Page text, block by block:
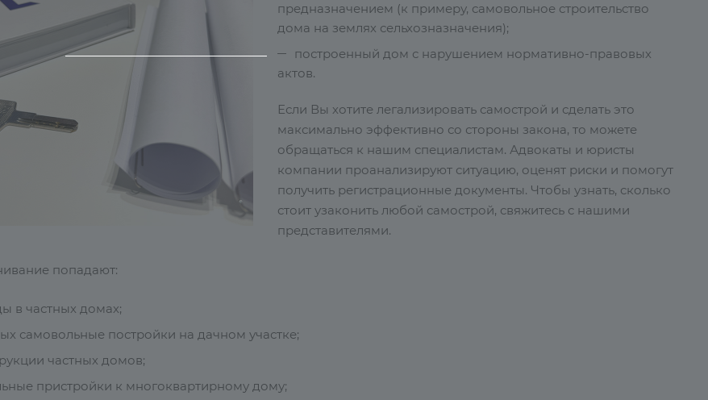
предназначением (к примеру, самовольное строительство
дома на землях сельхозназначения);
построенный дом с нарушением нормативно-правовых
актов.
Если Вы хотите легализировать самострой и сделать это
максимально эффективно со стороны закона, то можете
обращаться к нашим специалистам. Адвокаты и юристы
компании проанализируют ситуацию, оценят риски и помогут
получить регистрационные документы. Чтобы узнать, сколько
стоит узаконить любой самострой, свяжитесь с нашими
представителями.
попадают:
в частных домах;
самовольные постройки на дачном участке;
частных домов;
пристройки к многоквартирному дому;